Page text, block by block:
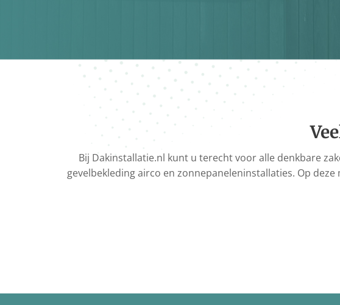
Bij Dakinstallatie.nl kunt u terecht voor alle denkbare
gevelbekleding airco en zonnepaneleninstallaties. Op